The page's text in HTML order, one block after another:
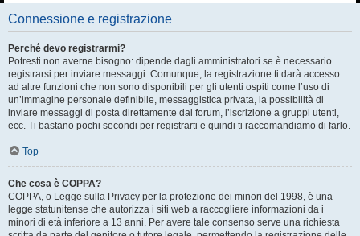
Connessione e registrazione
Perché devo registrarmi?
Potresti non averne bisogno: dipende dagli amministratori se è necessario
registrarsi per inviare messaggi. Comunque, la registrazione ti darà accesso
ad altre funzioni che non sono disponibili per gli utenti ospiti come l’uso di
un’immagine personale definibile, messaggistica privata, la possibilità di
inviare messaggi di posta direttamente dal forum, l’iscrizione a gruppi utenti,
ecc. Ti bastano pochi secondi per registrarti e quindi ti raccomandiamo di farlo.
Top
Che cosa è COPPA?
COPPA, o Legge sulla Privacy per la protezione dei minori del 1998, è una
legge statunitense che autorizza i siti web a raccogliere informazioni da i
minori di età inferiore a 13 anni. Per avere tale consenso serve una richiesta